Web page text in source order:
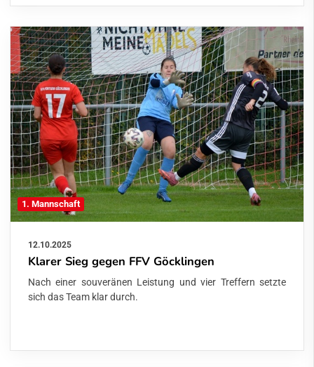
1. Mannschaft
12.10.2025
Klarer Sieg gegen FFV Göcklingen
Nach einer souveränen Leistung und vier Treffern setzte
sich das Team klar durch.